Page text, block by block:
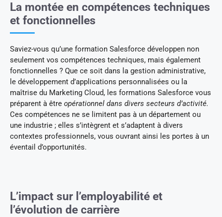
La montée en compétences techniques
et fonctionnelles
Saviez-vous qu’une formation Salesforce développen non
seulement vos compétences techniques, mais également
fonctionnelles ? Que ce soit dans la gestion administrative,
le développement d’applications personnalisées ou la
maîtrise du Marketing Cloud, les formations Salesforce vous
préparent à être opérationnel dans divers secteurs d’activité.
Ces compétences ne se limitent pas à un département ou
une industrie ; elles s’intègrent et s’adaptent à divers
contextes professionnels, vous ouvrant ainsi les portes à un
éventail d’opportunités.
L’impact sur l’employabilité et
l’évolution de carrière